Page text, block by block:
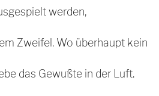
werden,
Zweifel. Wo überhaupt kein
das Gewußte in der Luft.